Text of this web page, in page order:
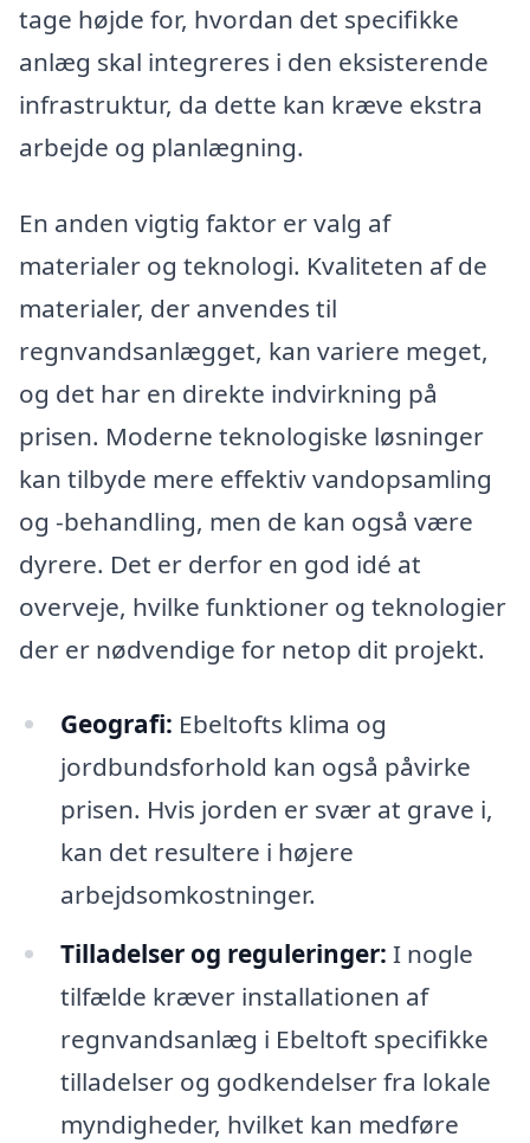
tage højde for, hvordan det specifikke
anlæg skal integreres i den eksisterende
infrastruktur, da dette kan kræve ekstra
arbejde og planlægning.
En anden vigtig faktor er valg af
materialer og teknologi. Kvaliteten af de
materialer, der anvendes til
regnvandsanlægget, kan variere meget,
og det har en direkte indvirkning på
prisen. Moderne teknologiske løsninger
kan tilbyde mere effektiv vandopsamling
og -behandling, men de kan også være
dyrere. Det er derfor en god idé at
overveje, hvilke funktioner og teknologier
der er nødvendige for netop dit projekt.
Geografi: Ebeltofts klima og
jordbundsforhold kan også påvirke
prisen. Hvis jorden er svær at grave i,
kan det resultere i højere
arbejdsomkostninger.
Tilladelser og reguleringer: I nogle
tilfælde kræver installationen af
regnvandsanlæg i Ebeltoft specifikke
tilladelser og godkendelser fra lokale
myndigheder, hvilket kan medføre